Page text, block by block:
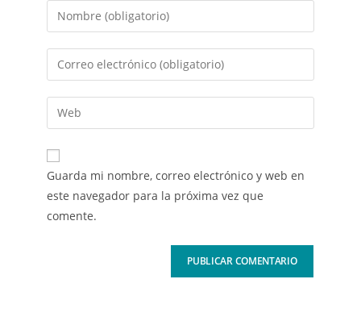
Guarda mi nombre, correo electrónico y web en
este navegador para la próxima vez que
comente.